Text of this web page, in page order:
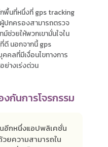
นที่หนึ่งที่ gps tracking
ปกครองสามารถตรวจ
ช่วยให้พวกเขามั่นใจใน
ดี นอกจากนี้ gps
คลที่มีเงื่อนไขทางการ
ย่างเร่งด่วน
กันการโจรกรรม
อีกหนึ่งแอปพลิเคชั่น
ยความสามารถใน